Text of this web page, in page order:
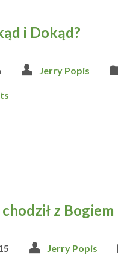
i Dokąd?
Jerry Popis
z Bogiem
Jerry Popis